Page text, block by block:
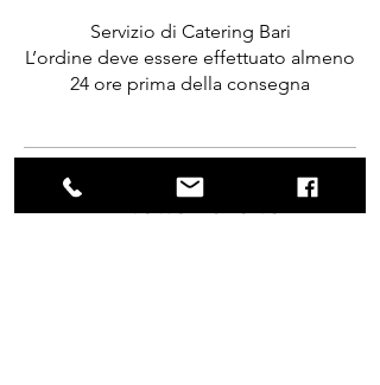
Servizio di Catering Bari
L’ordine deve essere effettuato almeno
24 ore prima della consegna
Fritelle Farcite